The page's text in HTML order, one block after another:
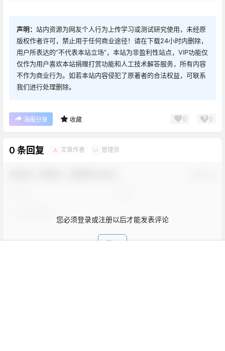
声明： 站内资源为网友个人行为上传学习或测试研究使用，未经原
版权作者许可，禁止用于任何商业途径！请在下载24小时内删除，
用户所表达的“不代表本站立场”，本站为非盈利性站点，VIP功能仅
仅作为用户喜欢本站捐赠打赏功能和人工技术解答服务，所有内容
不作为商业行为。如若本站内容侵犯了原著者的合法权益，可联系
我们进行处理删除。
海报分享 收藏 0 0
0 条回复 A 文章作者 M 管理员
您必须登录或注册以后才能发表评论